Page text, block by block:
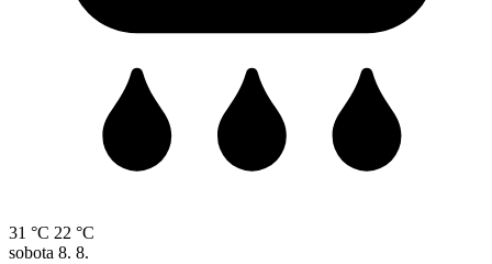
31 °C 22 °C
sobota 8. 8.